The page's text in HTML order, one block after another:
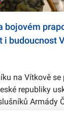
bojovém
budoucnost
na Vítkově se
republiky
Armády